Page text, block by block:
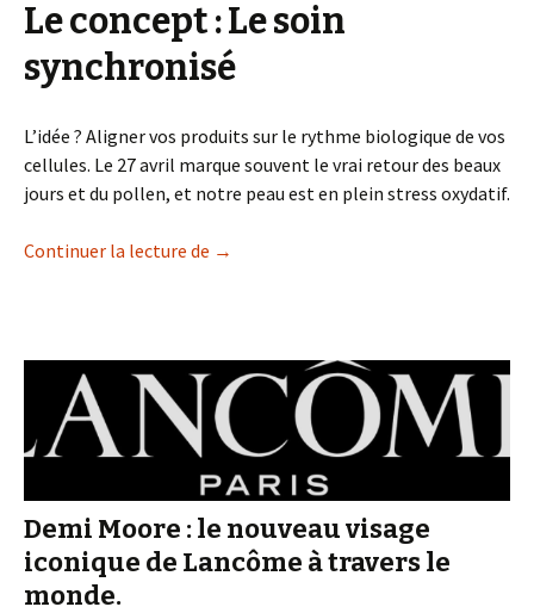
Le concept : Le soin
synchronisé
L’idée ? Aligner vos produits sur le rythme biologique de vos
cellules. Le 27 avril marque souvent le vrai retour des beaux
jours et du pollen, et notre peau est en plein stress oxydatif.
Continuer la lecture de La Révolution du Sommeil : Pourquoi
→
Demi Moore : le nouveau visage
iconique de Lancôme à travers le
monde.